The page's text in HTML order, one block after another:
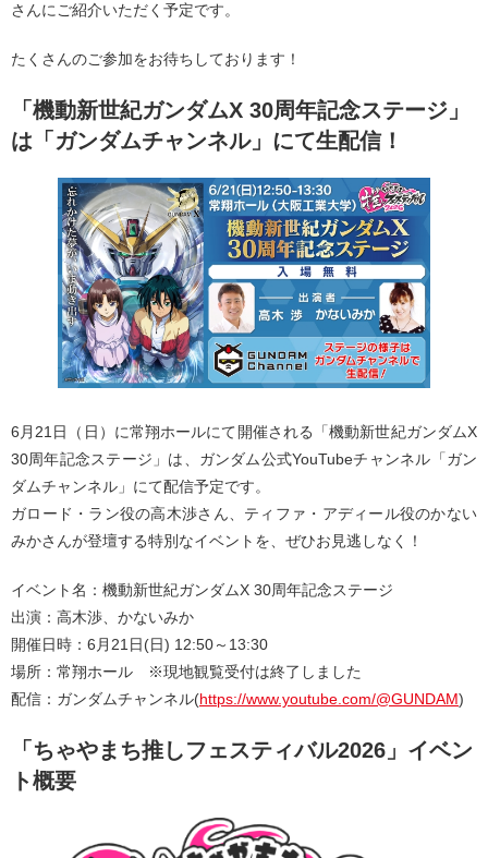
さんにご紹介いただく予定です。
たくさんのご参加をお待ちしております！
「機動新世紀ガンダムX 30周年記念ステージ」
は「ガンダムチャンネル」にて生配信！
6月21日（日）に常翔ホールにて開催される「機動新世紀ガンダムX
30周年記念ステージ」は、ガンダム公式YouTubeチャンネル「ガン
ダムチャンネル」にて配信予定です。
ガロード・ラン役の高木渉さん、ティファ・アディール役のかない
みかさんが登壇する特別なイベントを、ぜひお見逃しなく！
イベント名：機動新世紀ガンダムX 30周年記念ステージ
出演：高木渉、かないみか
開催日時：6月21日(日) 12:50～13:30
場所：常翔ホール ※現地観覧受付は終了しました
配信：ガンダムチャンネル(https://www.youtube.com/@GUNDAM)
「ちゃやまち推しフェスティバル2026」イベン
ト概要